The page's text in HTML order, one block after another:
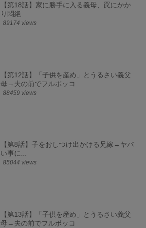
【第18話】家に勝手に入る義母、罠にかか
り悶絶
89174 views
【第12話】「子供を産め」とうるさい義父
母→夫の前でフルボッコ
88459 views
【第8話】子をおしつけ出かける兄嫁→ヤバ
い事に...
85044 views
【第13話】「子供を産め」とうるさい義父
母→夫の前でフルボッコ